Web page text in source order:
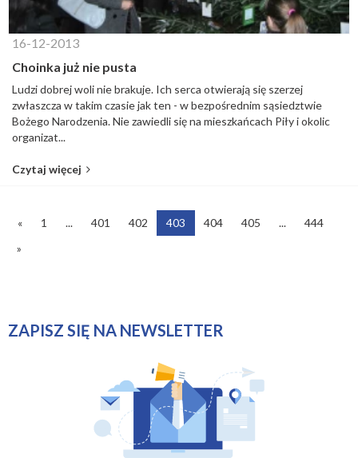
16-12-2013
Choinka już nie pusta
Ludzi dobrej woli nie brakuje. Ich serca otwierają się szerzej
zwłaszcza w takim czasie jak ten - w bezpośrednim sąsiedztwie
Bożego Narodzenia. Nie zawiedli się na mieszkańcach Piły i okolic
organizat...
Czytaj więcej
« 1 ... 401 402 403 404 405 ...
444
»
ZAPISZ SIĘ NA NEWSLETTER